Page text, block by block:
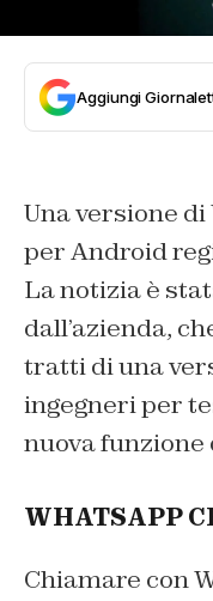
Aggiungi
Una versione
per Android
La notizia è
dall’azienda,
tratti di una
ingegneri per
nuova funzione
WHATSAPP
Chiamare con